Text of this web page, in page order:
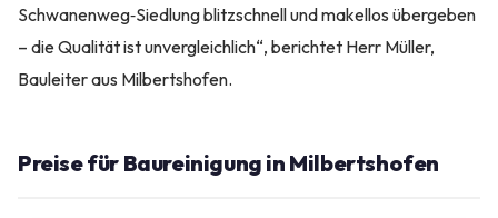
Schwanenweg‑Siedlung blitzschnell und makellos übergeben
– die Qualität ist unvergleichlich“, berichtet Herr Müller,
Bauleiter aus Milbertshofen.
Preise für Baureinigung in Milbertshofen